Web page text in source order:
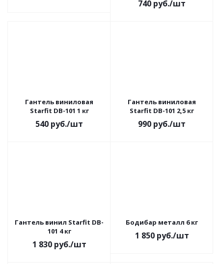
740 руб./шт
Гантель виниловая
Starfit DB-101 1 кг
540 руб./шт
Гантель виниловая
Starfit DB-101 2,5 кг
990 руб./шт
Гантель винил Starfit DB-
101 4 кг
1 830руб./шт
Бодибар металл 6 кг
1 850руб./шт